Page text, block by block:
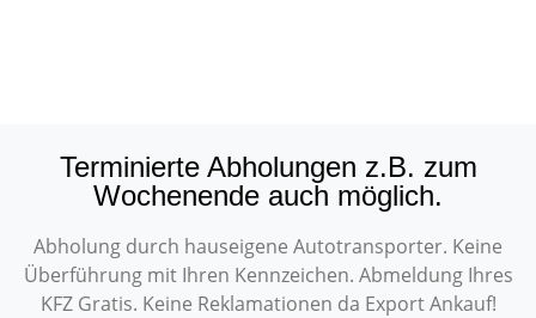
Terminierte Abholungen z.B. zum
Wochenende auch möglich.
Abholung durch hauseigene Autotransporter. Keine
Überführung mit Ihren Kennzeichen. Abmeldung Ihres
KFZ Gratis. Keine Reklamationen da Export Ankauf!